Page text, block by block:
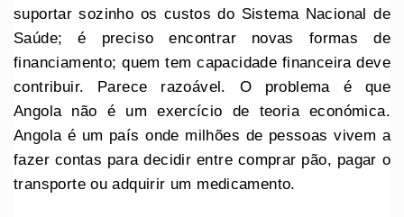
suportar sozinho os custos do Sistema Nacional de
Saúde; é preciso encontrar novas formas de
financiamento; quem tem capacidade financeira deve
contribuir. Parece razoável. O problema é que
Angola não é um exercício de teoria económica.
Angola é um país onde milhões de pessoas vivem a
fazer contas para decidir entre comprar pão, pagar o
transporte ou adquirir um medicamento.